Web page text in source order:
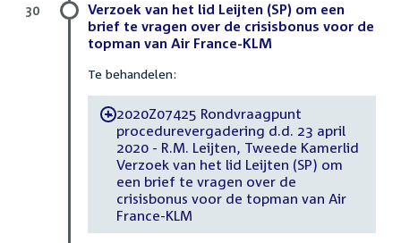
Verzoek van het lid Leijten (SP) om een
brief te vragen over de crisisbonus voor de
topman van Air France-KLM
Te behandelen:
-2020Z07425 Rondvraagpunt
procedurevergadering d.d. 23 april
2020 - R.M. Leijten, Tweede Kamerlid
Verzoek van het lid Leijten (SP) om
een brief te vragen over de
crisisbonus voor de topman van Air
France-KLM
30